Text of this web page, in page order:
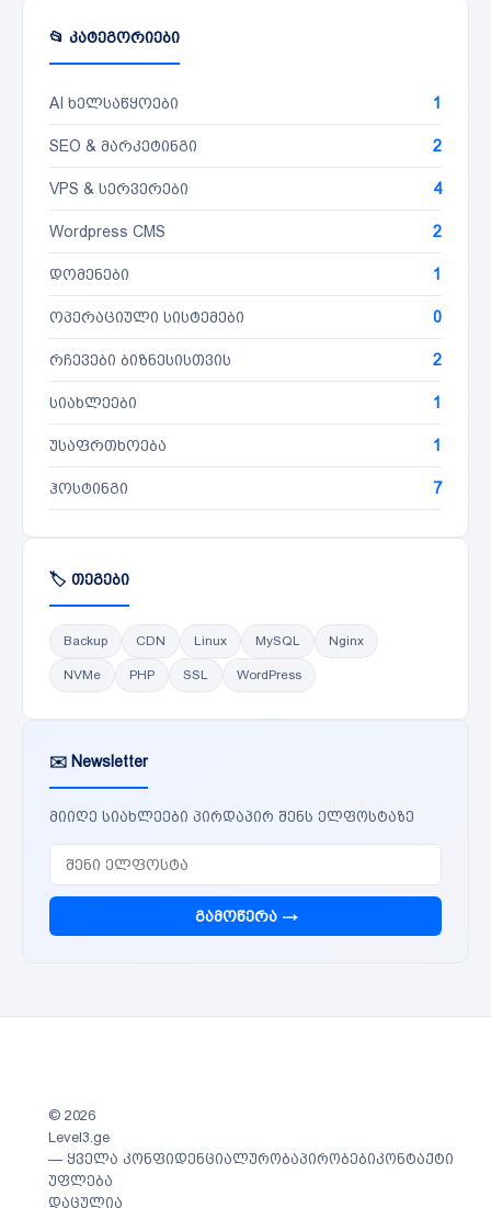
📂 კატეგორიები
AI ხელსაწყოები 1
SEO & მარკეტინგი 2
VPS & სერვერები 4
Wordpress CMS 2
დომენები 1
ოპერაციული სისტემები 0
რჩევები ბიზნესისთვის 2
სიახლეები 1
უსაფრთხოება 1
ჰოსტინგი 7
🏷️ თეგები
Backup CDN Linux MySQL Nginx
NVMe PHP SSL WordPress
✉️ Newsletter
მიიღე სიახლეები პირდაპირ შენს ელფოსტაზე
გამოწერა →
© 2026
Level3.ge
— ყველა
უფლება
დაცულია
კონფიდენციალურობაპირობებიკონტაქტი